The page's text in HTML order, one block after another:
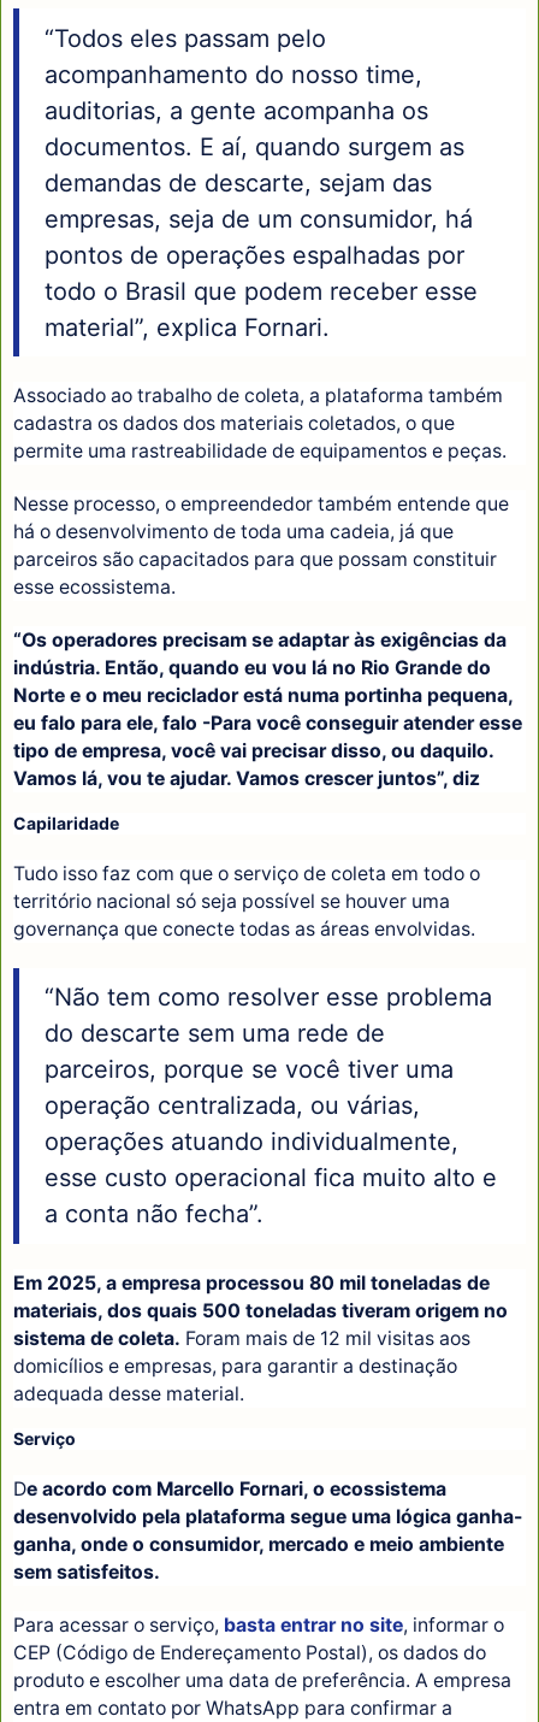
“Todos eles passam pelo
acompanhamento do nosso time,
auditorias, a gente acompanha os
documentos. E aí, quando surgem as
demandas de descarte, sejam das
empresas, seja de um consumidor, há
pontos de operações espalhadas por
todo o Brasil que podem receber esse
material”, explica Fornari.
Associado ao trabalho de coleta, a plataforma também
cadastra os dados dos materiais coletados, o que
permite uma rastreabilidade de equipamentos e peças.
Nesse processo, o empreendedor também entende que
há o desenvolvimento de toda uma cadeia, já que
parceiros são capacitados para que possam constituir
esse ecossistema.
“Os operadores precisam se adaptar às exigências da
indústria. Então, quando eu vou lá no Rio Grande do
Norte e o meu reciclador está numa portinha pequena,
eu falo para ele, falo -Para você conseguir atender esse
tipo de empresa, você vai precisar disso, ou daquilo.
Vamos lá, vou te ajudar. Vamos crescer juntos”, diz
Capilaridade
Tudo isso faz com que o serviço de coleta em todo o
território nacional só seja possível se houver uma
governança que conecte todas as áreas envolvidas.
“Não tem como resolver esse problema
do descarte sem uma rede de
parceiros, porque se você tiver uma
operação centralizada, ou várias,
operações atuando individualmente,
esse custo operacional fica muito alto e
a conta não fecha”.
Em 2025, a empresa processou 80 mil toneladas de
materiais, dos quais 500 toneladas tiveram origem no
sistema de coleta. Foram mais de 12 mil visitas aos
domicílios e empresas, para garantir a destinação
adequada desse material.
Serviço
De acordo com Marcello Fornari, o ecossistema
desenvolvido pela plataforma segue uma lógica ganha-
ganha, onde o consumidor, mercado e meio ambiente
sem satisfeitos.
Para acessar o serviço, basta entrar no site, informar o
CEP (Código de Endereçamento Postal), os dados do
produto e escolher uma data de preferência. A empresa
entra em contato por WhatsApp para confirmar a